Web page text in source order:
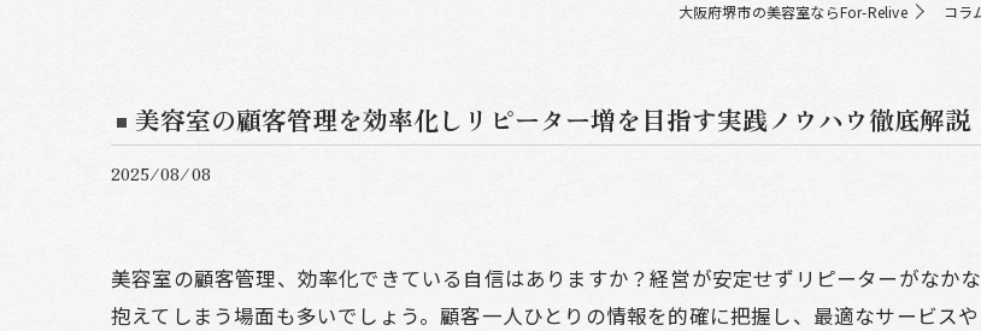
大阪府堺市の美容室ならFor-Relive コラ
美容室の顧客管理を効率化しリピーター増を目指す実践ノウハウ徹底解説
2025/08/08
美容室の顧客管理、効率化できている自信はありますか？経営が安定せずリピーターがなか
抱えてしまう場面も多いでしょう。顧客一人ひとりの情報を的確に把握し、最適なサービス